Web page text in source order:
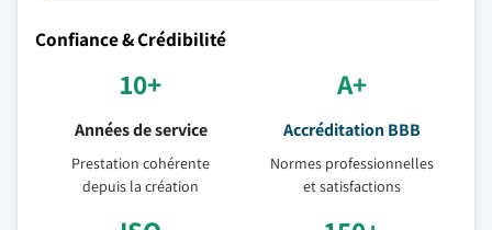
Confiance & Crédibilité
10+
Années de service
Prestation cohérente
depuis la création
A+
Accréditation BBB
Normes professionnelles
et satisfactions